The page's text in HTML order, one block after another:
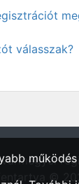
válasszak?
©